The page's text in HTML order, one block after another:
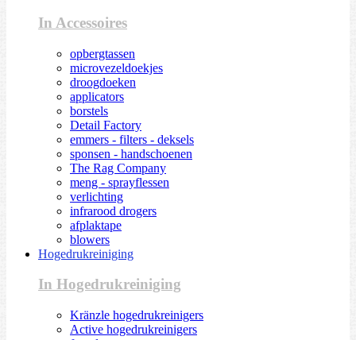
In Accessoires
opbergtassen
microvezeldoekjes
droogdoeken
applicators
borstels
Detail Factory
emmers - filters - deksels
sponsen - handschoenen
The Rag Company
meng - sprayflessen
verlichting
infrarood drogers
afplaktape
blowers
Hogedrukreiniging
In Hogedrukreiniging
Kränzle hogedrukreinigers
Active hogedrukreinigers